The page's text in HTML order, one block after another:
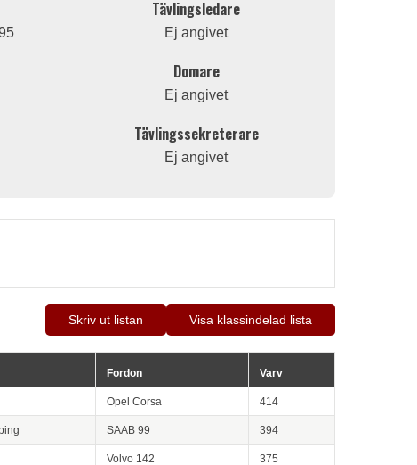
Tävlingsledare
Ej angivet
Domare
Ej angivet
Tävlingssekreterare
Ej angivet
Skriv ut listan Visa klassindelad lista
Fordon Varv
Opel Corsa 414
SAAB 99 394
Volvo 142 375